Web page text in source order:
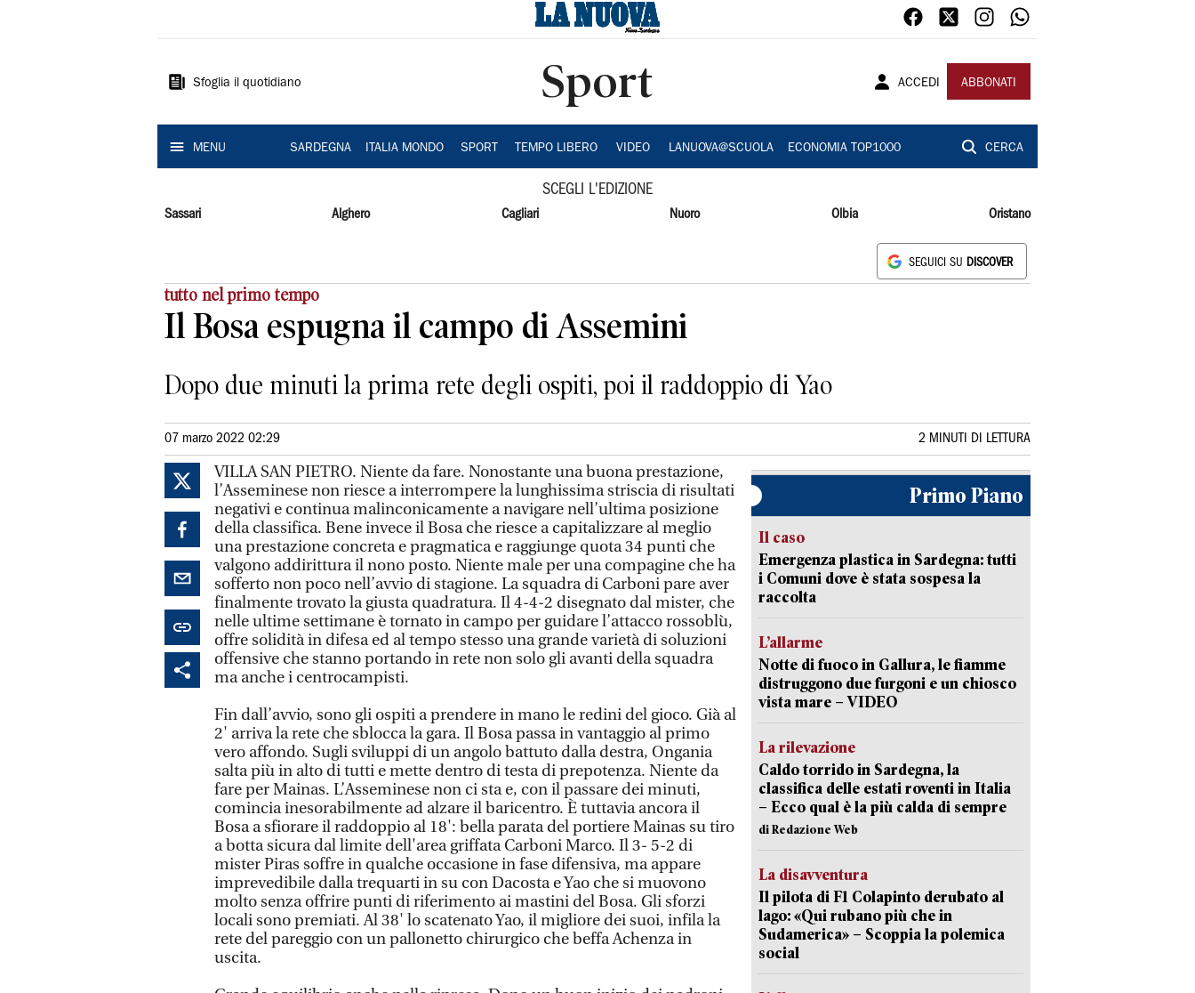
Sardegna
Sfoglia il quotidiano Sport ACCEDI ABBONATI
MENU SARDEGNA ITALIA MONDO SPORT TEMPO LIBERO VIDEO LANUOVA@SCUOLA ECONOMIA TOP1000 CERCA
SCEGLI L'EDIZIONE
Sassari Alghero Cagliari Nuoro Olbia Oristano
SEGUICI SU DISCOVER
tutto nel primo tempo
Il Bosa espugna il campo di Assemini
Dopo due minuti la prima rete degli ospiti, poi il raddoppio di Yao
07 marzo 2022 02:29 2 MINUTI DI LETTURA
VILLA SAN PIETRO. Niente da fare. Nonostante una buona prestazione,
l’Asseminese non riesce a interrompere la lunghissima striscia di risultati
negativi e continua malinconicamente a navigare nell’ultima posizione
della classifica. Bene invece il Bosa che riesce a capitalizzare al meglio
una prestazione concreta e pragmatica e raggiunge quota 34 punti che
valgono addirittura il nono posto. Niente male per una compagine che ha
sofferto non poco nell’avvio di stagione. La squadra di Carboni pare aver
finalmente trovato la giusta quadratura. Il 4-4-2 disegnato dal mister, che
nelle ultime settimane è tornato in campo per guidare l’attacco rossoblù,
offre solidità in difesa ed al tempo stesso una grande varietà di soluzioni
offensive che stanno portando in rete non solo gli avanti della squadra
ma anche i centrocampisti.
Fin dall’avvio, sono gli ospiti a prendere in mano le redini del gioco. Già al
2' arriva la rete che sblocca la gara. Il Bosa passa in vantaggio al primo
vero affondo. Sugli sviluppi di un angolo battuto dalla destra, Ongania
salta più in alto di tutti e mette dentro di testa di prepotenza. Niente da
fare per Mainas. L’Asseminese non ci sta e, con il passare dei minuti,
comincia inesorabilmente ad alzare il baricentro. È tuttavia ancora il
Bosa a sfiorare il raddoppio al 18': bella parata del portiere Mainas su tiro
a botta sicura dal limite dell'area griffata Carboni Marco. Il 3- 5-2 di
mister Piras soffre in qualche occasione in fase difensiva, ma appare
imprevedibile dalla trequarti in su con Dacosta e Yao che si muovono
molto senza offrire punti di riferimento ai mastini del Bosa. Gli sforzi
locali sono premiati. Al 38' lo scatenato Yao, il migliore dei suoi, infila la
rete del pareggio con un pallonetto chirurgico che beffa Achenza in
uscita.
Primo Piano
Il caso
Emergenza plastica in Sardegna: tutti
i Comuni dove è stata sospesa la
raccolta
L’allarme
Notte di fuoco in Gallura, le fiamme
distruggono due furgoni e un chiosco
vista mare – VIDEO
La rilevazione
Caldo torrido in Sardegna, la
classifica delle estati roventi in Italia
– Ecco qual è la più calda di sempre
di Redazione Web
La disavventura
Il pilota di F1 Colapinto derubato al
lago: «Qui rubano più che in
Sudamerica» – Scoppia la polemica
social